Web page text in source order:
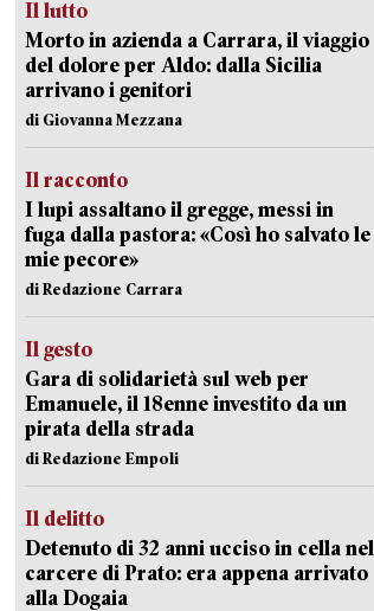
Il lutto
Morto in azienda a Carrara, il viaggio
del dolore per Aldo: dalla Sicilia
arrivano i genitori
di Giovanna Mezzana
Il racconto
I lupi assaltano il gregge, messi in
fuga dalla pastora: «Così ho salvato le
mie pecore»
di Redazione Carrara
Il gesto
Gara di solidarietà sul web per
Emanuele, il 18enne investito da un
pirata della strada
di Redazione Empoli
Il delitto
Detenuto di 32 anni ucciso in cella nel
carcere di Prato: era appena arrivato
alla Dogaia